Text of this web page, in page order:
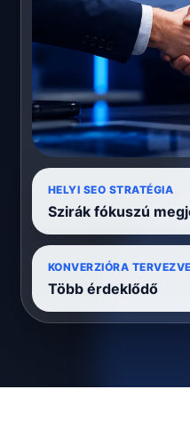
HELYI SEO STRATÉGIA
Szirák fókuszú
KONVERZIÓRA TERVEZVE
Több érdeklődő